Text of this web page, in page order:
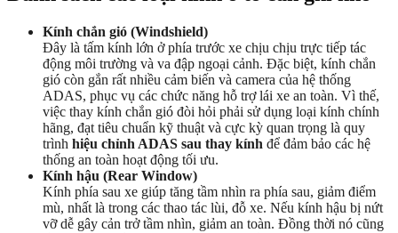
Kính chắn gió (Windshield)
Đây là tấm kính lớn ở phía trước xe chịu chịu trực tiếp tác
động môi trường và va đập ngoại cảnh. Đặc biệt, kính chắn
gió còn gắn rất nhiều cảm biến và camera của hệ thống
ADAS, phục vụ các chức năng hỗ trợ lái xe an toàn. Vì thế,
việc thay kính chắn gió đòi hỏi phải sử dụng loại kính chính
hãng, đạt tiêu chuẩn kỹ thuật và cực kỳ quan trọng là quy
trình hiệu chỉnh ADAS sau thay kính để đảm bảo các hệ
thống an toàn hoạt động tối ưu.
Kính hậu (Rear Window)
Kính phía sau xe giúp tăng tầm nhìn ra phía sau, giảm điểm
mù, nhất là trong các thao tác lùi, đỗ xe. Nếu kính hậu bị nứt
vỡ dễ gây cản trở tầm nhìn, giảm an toàn. Đồng thời nó cũng